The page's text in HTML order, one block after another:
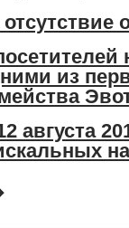
отсутствие
из
августа